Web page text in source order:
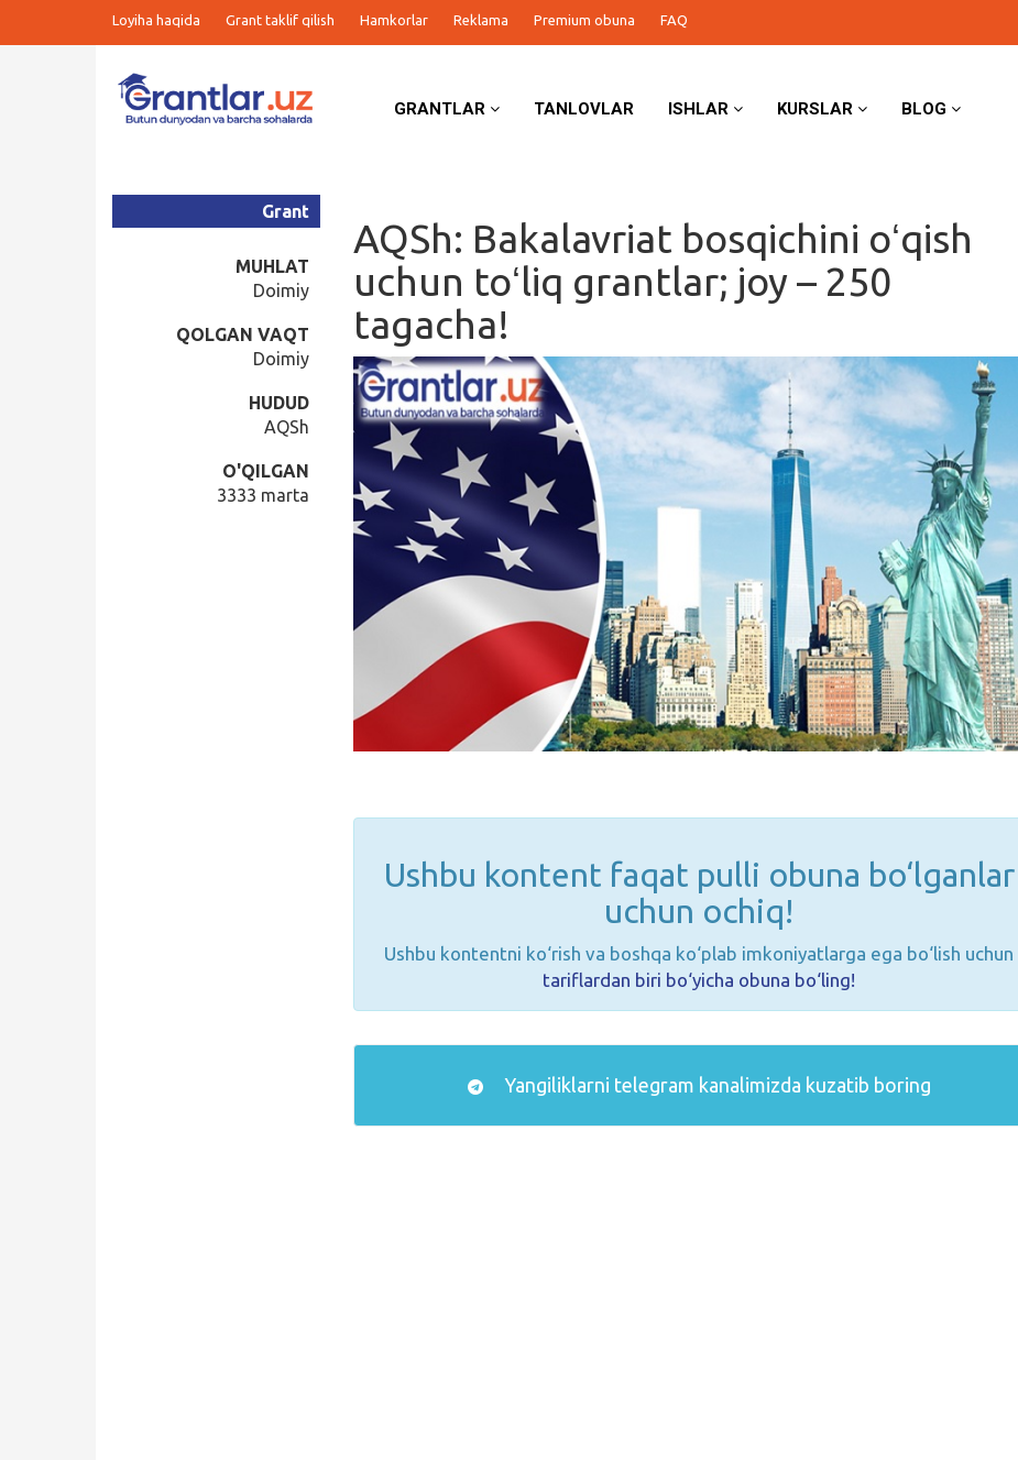
Loyiha haqida Grant taklif qilish Hamkorlar Reklama Premium obuna FAQ
GRANTLAR TANLOVLAR ISHLAR KURSLAR BLOG
AQSh: Bakalavriat bosqichini oʻqish
uchun toʻliq grantlar; joy – 250
tagacha!
Grant
MUHLAT
Doimiy
QOLGAN VAQT
Doimiy
HUDUD
AQSh
O'QILGAN
3333 marta
Ushbu kontent faqat pulli obuna bo‘lganlar
uchun ochiq!
Ushbu kontentni ko‘rish va boshqa ko‘plab imkoniyatlarga ega bo‘lish uchun
tariflardan biri bo‘yicha obuna bo‘ling!
Yangiliklarni telegram kanalimizda kuzatib boring